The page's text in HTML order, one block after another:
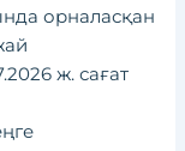
орналасқан
ж. сағат